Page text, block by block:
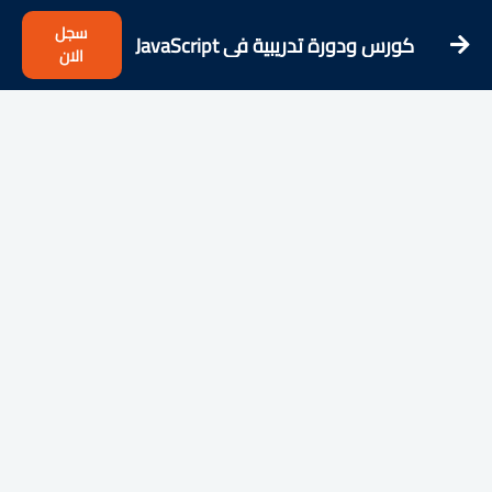
كورس ودورة تدريبية فى JavaScript
Basics Course
سجل
الان